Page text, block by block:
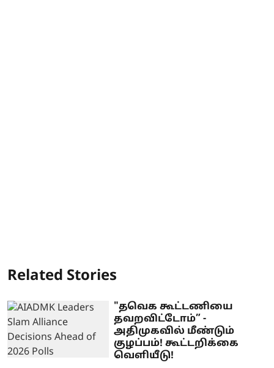
Related Stories
"தவெக கூட்டணியை
தவறவிட்டோம்” -
அதிமுகவில் மீண்டும்
குழப்பம்! கூட்டறிக்கை
வெளியீடு!